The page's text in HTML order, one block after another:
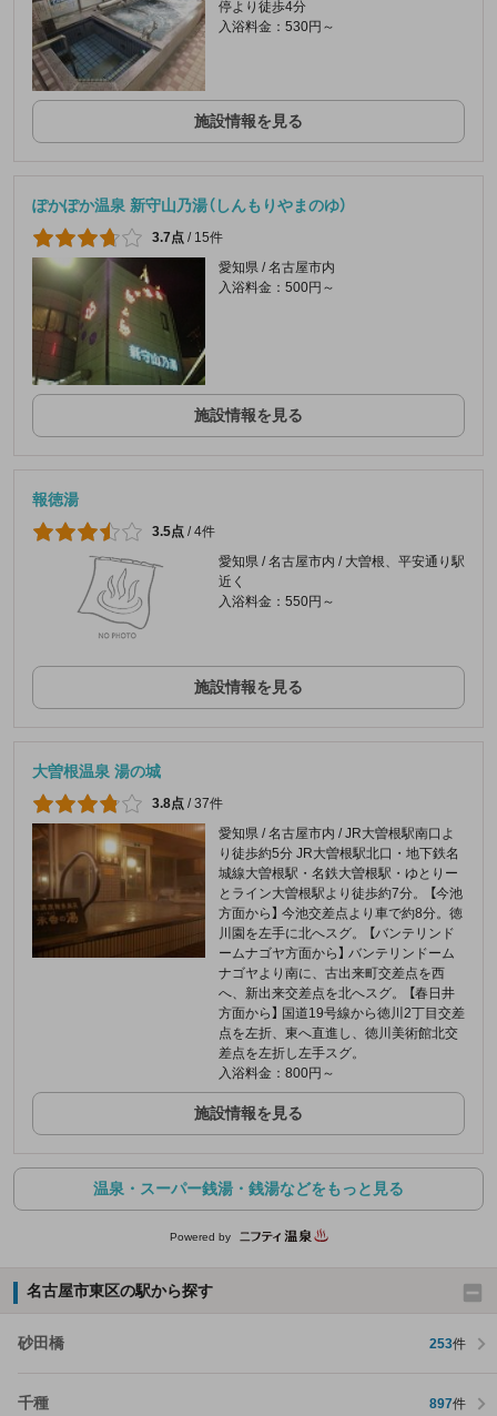
停より徒歩4分
入浴料金：530円～
施設情報を見る
ぽかぽか温泉 新守山乃湯（しんもりやまのゆ）
3.7点 / 15件
愛知県 / 名古屋市内
入浴料金：500円～
施設情報を見る
報徳湯
3.5点 /4件
愛知県 / 名古屋市内 / 大曽根、平安通り駅
近く
入浴料金：550円～
施設情報を見る
大曽根温泉 湯の城
3.8点 /37件
愛知県 / 名古屋市内 / JR大曽根駅南口よ
り徒歩約5分 JR大曽根駅北口・地下鉄名
城線大曽根駅・名鉄大曽根駅・ゆとりー
とライン大曽根駅より徒歩約7分。 【今池
方面から】 今池交差点より車で約8分。徳
川園を左手に北へスグ。 【バンテリンド
ームナゴヤ方面から】 バンテリンドーム
ナゴヤより南に、古出来町交差点を西
へ、新出来交差点を北へスグ。 【春日井
方面から】 国道19号線から徳川2丁目交差
点を左折、東へ直進し、徳川美術館北交
差点を左折し左手スグ。
入浴料金：800円～
施設情報を見る
温泉・スーパー銭湯・銭湯などをもっと見る
Powered by
名古屋市東区の駅から探す
砂田橋 253件
千種 897件